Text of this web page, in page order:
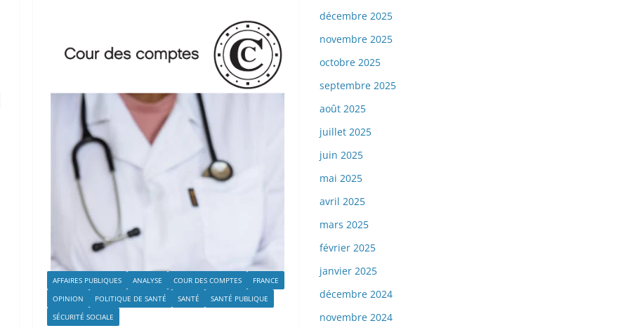
AFFAIRES PUBLIQUES ANALYSE COUR DES COMPTES
FRANCE
OPINION
POLITIQUE DE SANTÉ SANTÉ
SANTÉ PUBLIQUE
SÉCURITÉ SOCIALE
décembre 2025
novembre 2025
octobre 2025
septembre 2025
août 2025
juillet 2025
juin 2025
mai 2025
avril 2025
mars 2025
février 2025
janvier 2025
décembre 2024
novembre 2024